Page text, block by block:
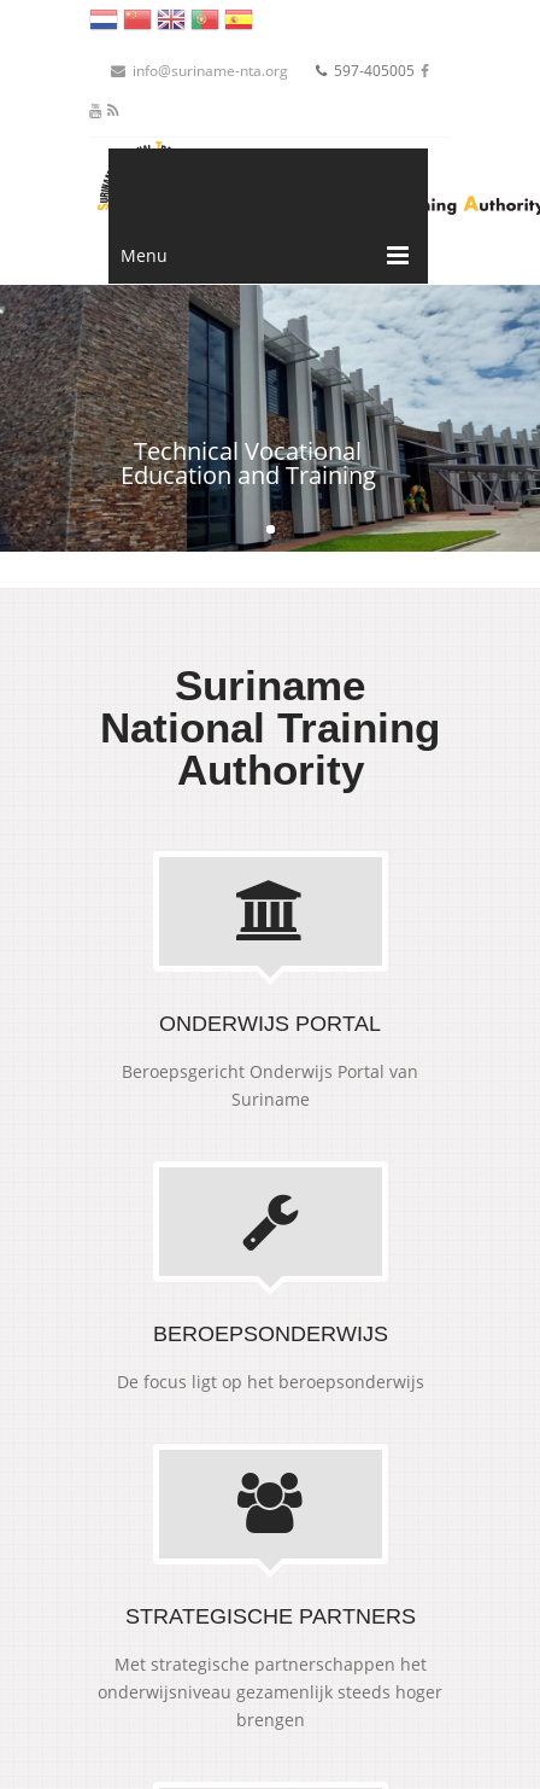
Skip to main content
info@suriname-nta.org 597-405005
Menu
Technical Vocational
Education and Training
Suriname
National Training
Authority
ONDERWIJS PORTAL
Beroepsgericht Onderwijs Portal van
Suriname
BEROEPSONDERWIJS
De focus ligt op het beroepsonderwijs
STRATEGISCHE PARTNERS
Met strategische partnerschappen het
onderwijsniveau gezamenlijk steeds hoger
brengen